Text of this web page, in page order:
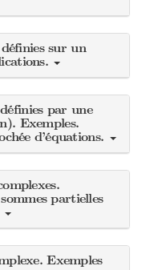
sur un
par une
Exemples.
d’équations.
partielles
Exemples